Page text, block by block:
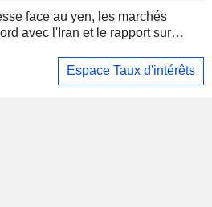
face au yen, les marchés
avec l'Iran et le rapport sur
Espace Taux d'intérêts